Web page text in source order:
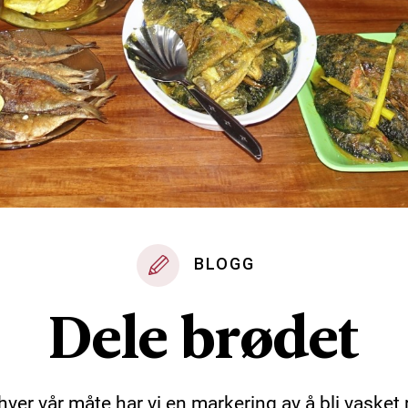
BLOGG
Dele brødet
vår måte har vi en markering av å bli vasket